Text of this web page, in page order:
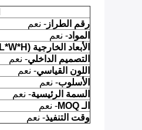
رقم الطراز - نعم
المواد- نعم
الأبعاد الخارجية (L*W*H)
التصميم الداخلي- نعم
اللون القياسي- نعم
الأسلوب- نعم
السمة الرئيسية- نعم
الـ MOQ
- نعم
وقت التنفيذ- نعم